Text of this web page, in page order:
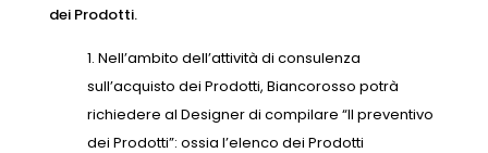
dei Prodotti.
Nell’ambito dell’attività di consulenza
sull’acquisto dei Prodotti, Biancorosso potrà
richiedere al Designer di compilare “Il preventivo
dei Prodotti”: ossia l’elenco dei Prodotti